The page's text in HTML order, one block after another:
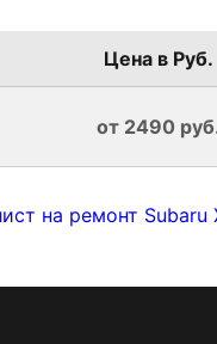
Цена в Руб.
от 2490
на ремонт Subaru